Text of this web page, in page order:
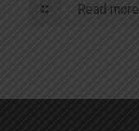
Read more